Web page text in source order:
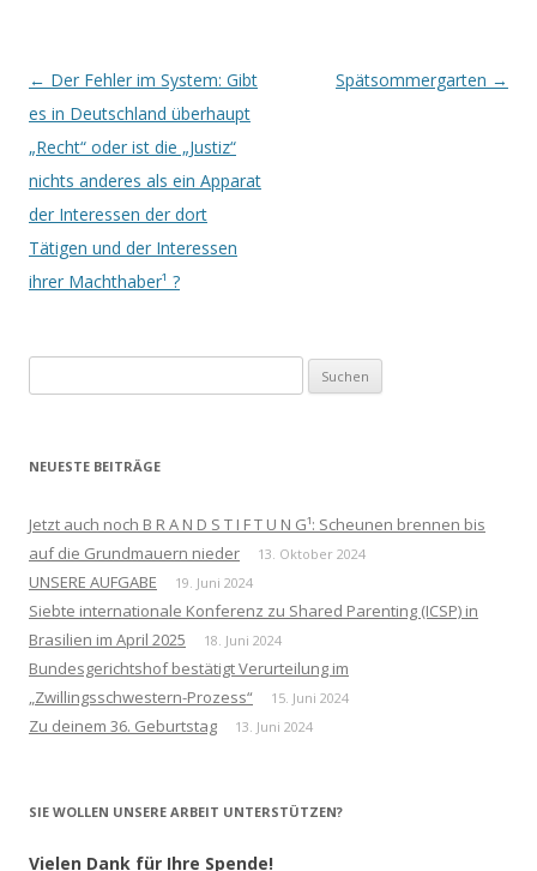
Beitrags-
Navigation
← Der Fehler im System: Gibt
es in Deutschland überhaupt
„Recht“ oder ist die „Justiz“
nichts anderes als ein Apparat
der Interessen der dort
Tätigen und der Interessen
ihrer Machthaber¹ ?
Spätsommergarten →
nach:
NEUESTE BEITRÄGE
Jetzt auch noch B R A N D S T I F T U N G¹: Scheunen brennen bis
auf die Grundmauern nieder
13. Oktober 2024
UNSERE AUFGABE 19. Juni 2024
Siebte internationale Konferenz zu Shared Parenting (ICSP) in
Brasilien im April 2025
18. Juni 2024
Bundesgerichtshof bestätigt Verurteilung im
„Zwillingsschwestern-Prozess“
15. Juni 2024
Zu deinem 36. Geburtstag 13. Juni 2024
SIE WOLLEN UNSERE ARBEIT UNTERSTÜTZEN?
Vielen Dank für Ihre Spende!